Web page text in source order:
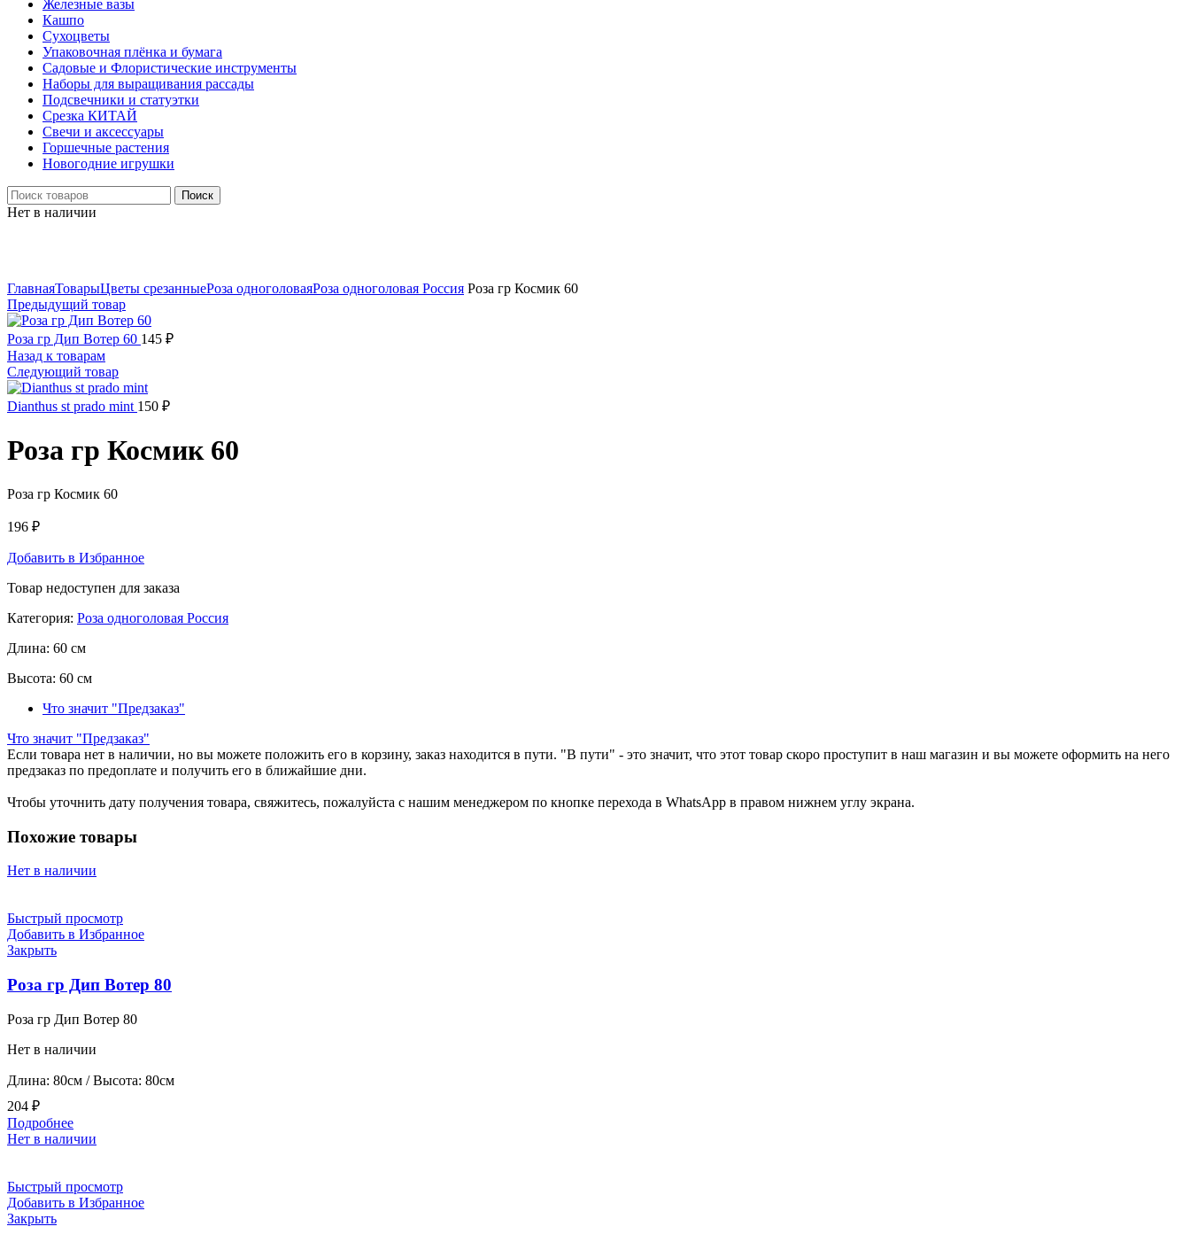
Железные вазы
Кашпо
Сухоцветы
Упаковочная плёнка и бумага
Садовые и Флористические инструменты
Наборы для выращивания рассады
Подсвечники и статуэтки
Срезка КИТАЙ
Свечи и аксессуары
Горшечные растения
Новогодние игрушки
Поиск
Нет в наличии
ГлавнаяТоварыЦветы срезанныеРоза одноголоваяРоза одноголовая Россия Роза гр Космик 60
Предыдущий товар
Роза гр Дип Вотер 60 145 ₽
Назад к товарам
Следующий товар
Dianthus st prado mint 150 ₽
Роза гр Космик 60
Роза гр Космик 60
196 ₽
Добавить в Избранное
Товар недоступен для заказа
Категория: Роза одноголовая Россия
Длина: 60 см
Высота: 60 см
Что значит "Предзаказ"
Что значит "Предзаказ"
Если товара нет в наличии, но вы можете положить его в корзину, заказ находится в пути. "В пути" - это значит, что этот товар скоро проступит в наш магазин и вы можете оформить на него
предзаказ по предоплате и получить его в ближайшие дни.
Чтобы уточнить дату получения товара, свяжитесь, пожалуйста с нашим менеджером по кнопке перехода в WhatsApp в правом нижнем углу экрана.
Похожие товары
Нет в наличии
Быстрый просмотр
Добавить в Избранное
Закрыть
Роза гр Дип Вотер 80
Роза гр Дип Вотер 80
Нет в наличии
Длина: 80см / Высота: 80см
204 ₽
Подробнее
Нет в наличии
Быстрый просмотр
Добавить в Избранное
Закрыть